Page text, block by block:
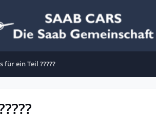
für ein Teil ?????